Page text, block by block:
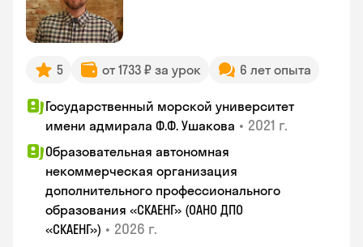
5 от 1733 ₽ за урок 6 лет опыта
Государственный морской университет
имени адмирала Ф.Ф. Ушакова • 2021 г.
Образовательная автономная
некоммерческая организация
дополнительного профессионального
образования «СКАЕНГ» (ОАНО ДПО
«СКАЕНГ») • 2026 г.